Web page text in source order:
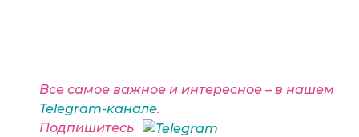
Все самое важное и интересное – в нашем
Telegram-канале.
Подпишитесь